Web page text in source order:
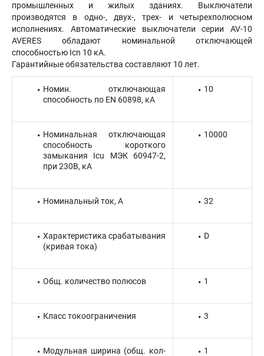
промышленных и жилых зданиях. Выключатели
производятся в одно-, двух-, трех- и четырехполюсном
исполнениях. Автоматические выключатели серии AV-10
AVERES обладают номинальной отключающей
способностью Icn 10 кА.
Гарантийные обязательства составляют 10 лет.
Номин. отключающая
способность по EN 60898, кА
10
Номинальная отключающая
способность короткого
замыкания Icu МЭК 60947-2,
при 230В, кА
10000
Номинальный ток, А 32
Характеристика срабатывания
(кривая тока)
D
Общ. количество полюсов 1
Класс токоограничения 3
Модульная ширина (общ. кол-
1